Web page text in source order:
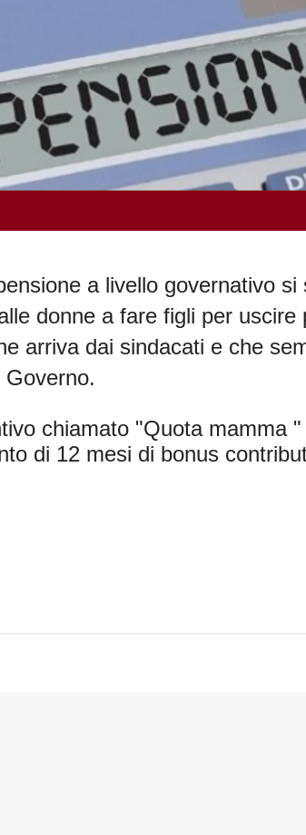
a livello governativo si
donne a fare figli per uscire
arriva dai sindacati e che
chiamato "Quota mamma
di 12 mesi di bonus